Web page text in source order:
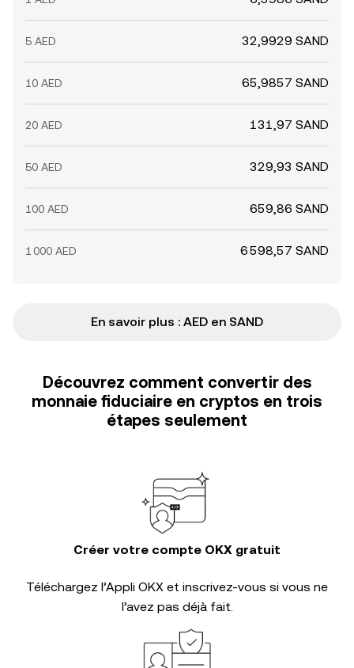
5 AED 32,9929 SAND
10 AED 65,9857 SAND
20 AED 131,97 SAND
50 AED 329,93 SAND
100 AED 659,86 SAND
1 000 AED 6 598,57 SAND
En savoir plus : AED en SAND
Découvrez comment convertir des
monnaie fiduciaire en cryptos en trois
étapes seulement
Créer votre compte OKX gratuit
Téléchargez l’Appli OKX et inscrivez-vous si vous ne
l’avez pas déjà fait.